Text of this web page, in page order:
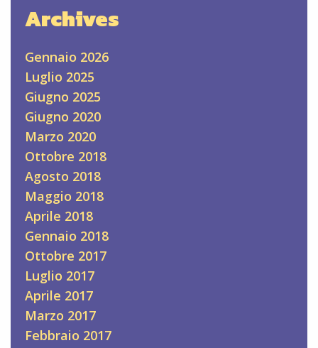
per
il
futuro
Archives
Gennaio 2026
Luglio 2025
Giugno 2025
Giugno 2020
Marzo 2020
Ottobre 2018
Agosto 2018
Maggio 2018
Aprile 2018
Gennaio 2018
Ottobre 2017
Luglio 2017
Aprile 2017
Marzo 2017
Febbraio 2017